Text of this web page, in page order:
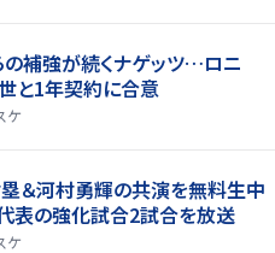
の補強が続くナゲッツ…ロニ
と1年契約に合意
ケ
塁＆河村勇輝の共演を無料生中
表の強化試合2試合を放送
ケ